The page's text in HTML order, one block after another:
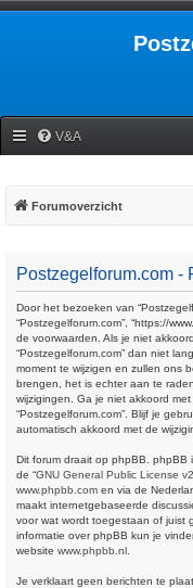
V&A
Forumoverzicht
Postzegelforum.com -
Door het bezoeken van
“Postzegelforum.com”, “https://
de voorwaarden. Als je niet
“Postzegelforum.com” dan niet
moment te wijzigen en zullen ons
brengen, het is echter aan te
wijzigingen. Ga je niet akkoord
“Postzegelforum.com”. Blijf je
automatisch akkoord met de
Dit forum draait op phpBB.
de “GNU General Public License v2
www.phpbb.com en via de
maakt internetgebaseerde
voor wat wordt toegestaan of juist
informatie over phpBB kun je
website www.phpbb.nl
Je verklaart geen berichten te